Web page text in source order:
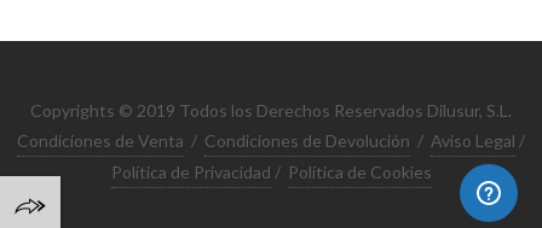
Copyrights © 2019 Todos los Derechos Reservados Dilusur, S.L.
Condiciones de Venta / Condiciones de Devolución / Aviso Legal /
Política de Privacidad / Política de Cookies